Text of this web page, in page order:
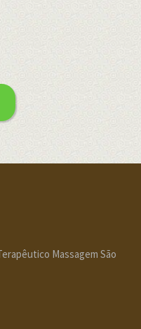
Massagem São